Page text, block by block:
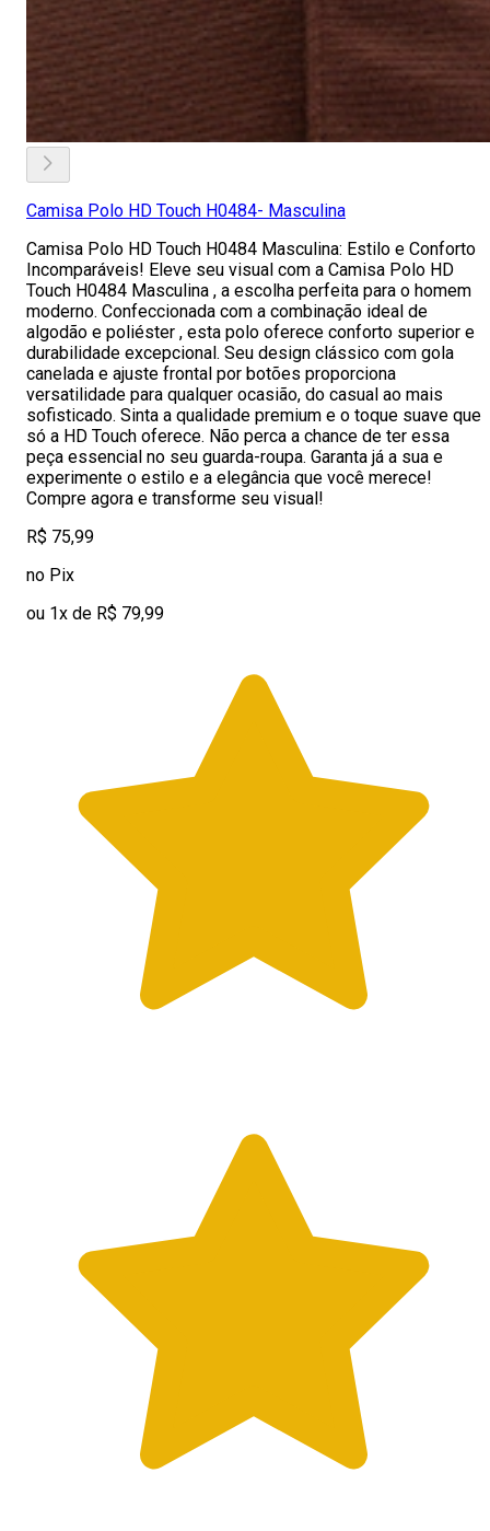
Camisa Polo HD Touch H0484- Masculina
Camisa Polo HD Touch H0484 Masculina: Estilo e Conforto
Incomparáveis! Eleve seu visual com a Camisa Polo HD
Touch H0484 Masculina , a escolha perfeita para o homem
moderno. Confeccionada com a combinação ideal de
algodão e poliéster , esta polo oferece conforto superior e
durabilidade excepcional. Seu design clássico com gola
canelada e ajuste frontal por botões proporciona
versatilidade para qualquer ocasião, do casual ao mais
sofisticado. Sinta a qualidade premium e o toque suave que
só a HD Touch oferece. Não perca a chance de ter essa
peça essencial no seu guarda-roupa. Garanta já a sua e
experimente o estilo e a elegância que você merece!
Compre agora e transforme seu visual!
R$ 75,99
no Pix
ou 1x de R$ 79,99